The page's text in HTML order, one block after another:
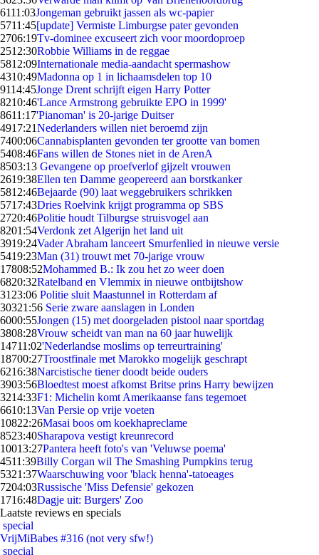
6111:03Jongeman gebruikt jassen als wc-papier
5711:45[update] Vermiste Limburgse pater gevonden
2706:19Tv-dominee excuseert zich voor moordoproep
2512:30Robbie Williams in de reggae
5812:09Internationale media-aandacht spermashow
4310:49Madonna op 1 in lichaamsdelen top 10
9114:45Jonge Drent schrijft eigen Harry Potter
8210:46'Lance Armstrong gebruikte EPO in 1999'
8611:17'Pianoman' is 20-jarige Duitser
4917:21Nederlanders willen niet beroemd zijn
7400:06Cannabisplanten gevonden ter grootte van bomen
5408:46Fans willen de Stones niet in de ArenA
8503:13 Gevangene op proefverlof gijzelt vrouwen
2619:38Ellen ten Damme geopereerd aan borstkanker
5812:46Bejaarde (90) laat weggebruikers schrikken
5717:43Dries Roelvink krijgt programma op SBS
2720:46Politie houdt Tilburgse struisvogel aan
8201:54Verdonk zet Algerijn het land uit
3919:24Vader Abraham lanceert Smurfenlied in nieuwe versie
5419:23Man (31) trouwt met 70-jarige vrouw
17808:52Mohammed B.: Ik zou het zo weer doen
6820:32Ratelband en Vlemmix in nieuwe ontbijtshow
31 23:06 Politie sluit Maastunnel in Rotterdam af
30321:56 Serie zware aanslagen in Londen
6000:55Jongen (15) met doorgeladen pistool naar sportdag
3808:28Vrouw scheidt van man na 60 jaar huwelijk
14711:02'Nederlandse moslims op terreurtraining'
18700:27Troostfinale met Marokko mogelijk geschrapt
6216:38Narcistische tiener doodt beide ouders
3903:56Bloedtest moest afkomst Britse prins Harry bewijzen
3214:33F1: Michelin komt Amerikaanse fans tegemoet
6610:13Van Persie op vrije voeten
10822:26Masai boos om koekhapreclame
8523:40Sharapova vestigt kreunrecord
10013:27Pantera heeft foto's van 'Veluwse poema'
4511:39Billy Corgan wil The Smashing Pumpkins terug
5321:37Waarschuwing voor 'black henna'-tatoeages
7204:03Russische 'Miss Defensie' gekozen
1716:48Dagje uit: Burgers' Zoo
Laatste reviews en specials
special
VrijMiBabes #316 (not very sfw!)
special